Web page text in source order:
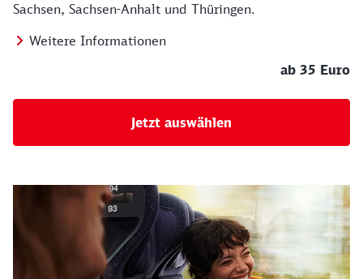
Sachsen, Sachsen-Anhalt und Thüringen.
Weitere Informationen
ab 35 Euro
Jetzt auswählen